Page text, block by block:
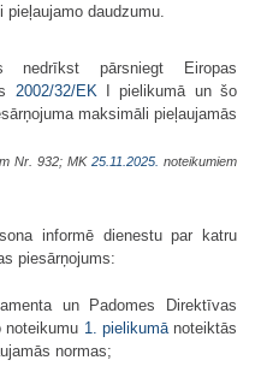
pieļaujamo daudzumu.
nedrīkst pārsniegt Eiropas
2002/32/EKI pielikumā un šo
maksimāli pieļaujamās
Nr. 932; MK 25.11.2025. noteikumiem
informē dienestu par katru
piesārņojums:
un Padomes Direktīvas
noteikumu 1. pielikumānoteiktās
normas;